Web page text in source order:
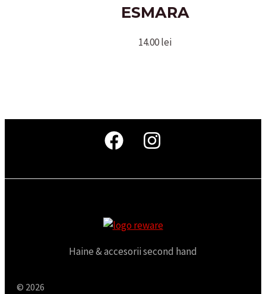
ESMARA
14.00lei
Haine & accesorii second hand
© 2026